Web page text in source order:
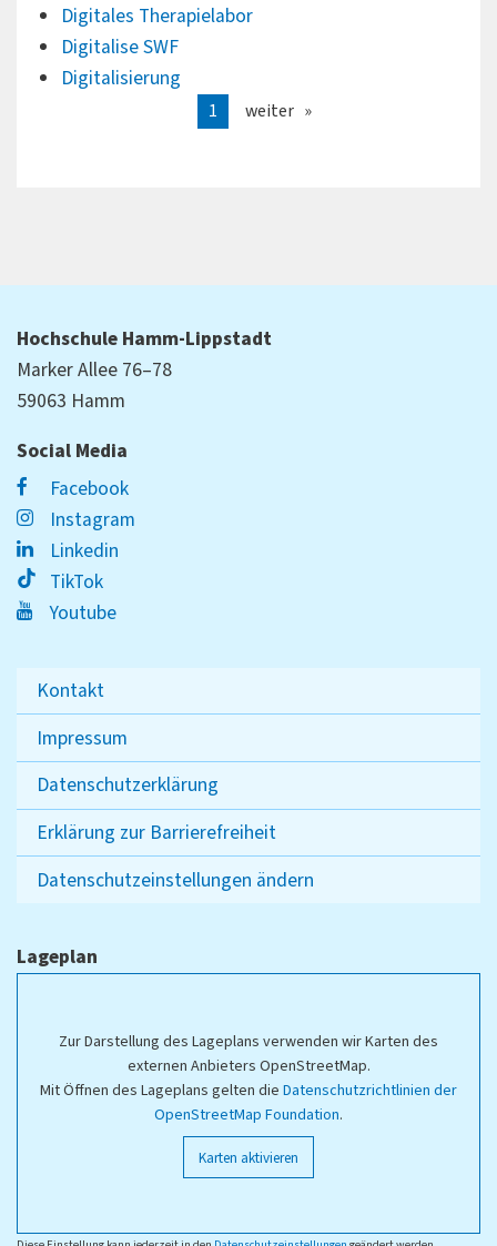
Digitales Therapielabor
Digitalise SWF
Digitalisierung
1 weiter
Hochschule Hamm-Lippstadt
Marker Allee 76–78
59063 Hamm
Social Media
Facebook
Instagram
Linkedin
TikTok
Youtube
Kontakt
Impressum
Datenschutzerklärung
Erklärung zur Barrierefreiheit
Datenschutzeinstellungen ändern
Lageplan
Zur Darstellung des Lageplans verwenden wir Karten des
externen Anbieters OpenStreetMap.
Mit Öffnen des Lageplans gelten die Datenschutzrichtlinien der
OpenStreetMap Foundation.
Karten aktivieren